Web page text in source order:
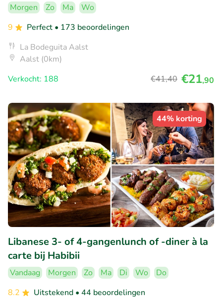
Morgen Zo Ma
Wo
9
Perfect • 173 beoordelingen
La Bodeguita Aalst
Aalst (0km)
Verkocht: 188
€41,40 €21,90
44% korting
Libanese 3- of 4-gangenlunch of -diner à la
carte bij Habibii
Vandaag Morgen Zo Ma Di Wo
Do
8.2
Uitstekend • 44 beoordelingen